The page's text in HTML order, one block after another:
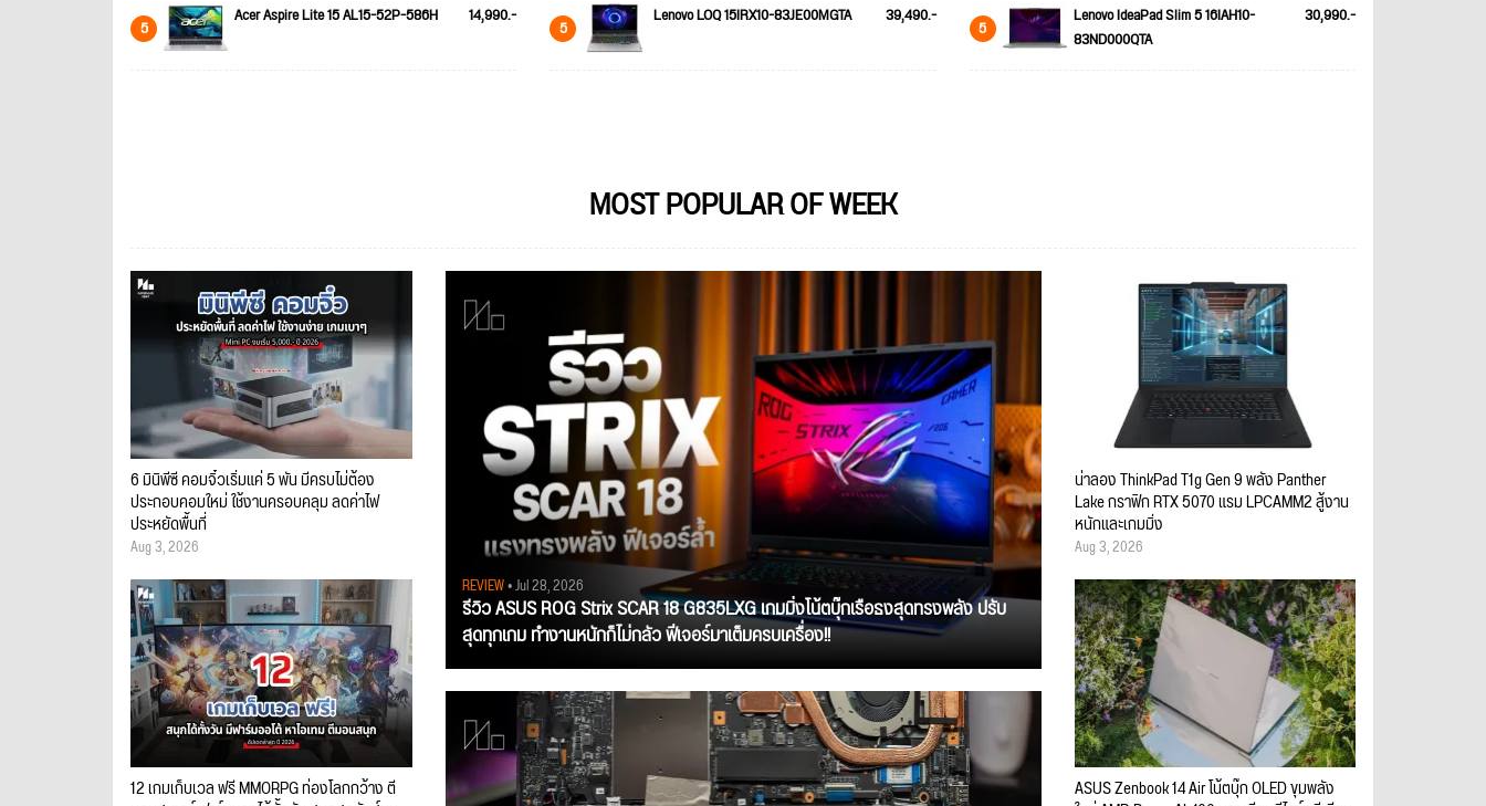
5 Acer Aspire Lite 15 AL15-52P-586H 14,990.- 5 Lenovo LOQ 15IRX10-83JE00MGTA 39,490.- 5
Lenovo IdeaPad Slim 5 16IAH10-
83ND000QTA
30,990.-
MOST POPULAR OF WEEK
REVIEW• Jul 28, 2026
รีวิว ASUS ROG Strix SCAR 18 G835LXG เกมมิ่งโน้ตบุ๊กเรือธงสุดทรงพลัง ปรับ
สุดทุกเกม ทำงานหนักก็ไม่กลัว ฟีเจอร์มาเต็มครบเครื่อง!!
6 มินิพีซี คอมจิ๋วเริ่มแค่ 5 พัน มีครบไม่ต้อง
ประกอบคอมใหม่ ใช้งานครอบคลุม ลดค่าไฟ
ประหยัดพื้นที่
Aug 3, 2026
12 เกมเก็บเวล ฟรี MMORPG ท่องโลกกว้าง ตี
น่าลอง ThinkPad T1g Gen 9 พลัง Panther
Lake กราฟิก RTX 5070 แรม LPCAMM2 สู้งาน
หนักและเกมมิ่ง
Aug 3, 2026
ASUS Zenbook 14 Air โน้ตบุ๊ก OLED ขุมพลัง